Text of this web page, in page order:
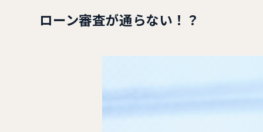
ローン審査が通らない！？